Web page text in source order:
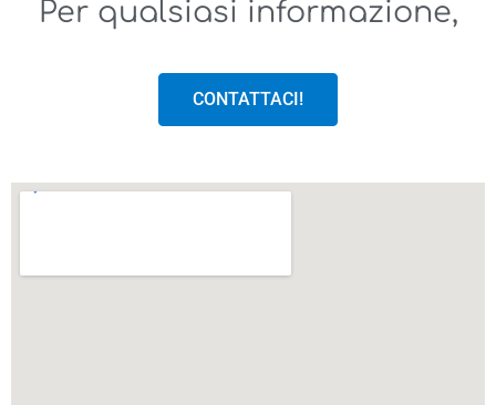
Per qualsiasi informazione,
CONTATTACI!